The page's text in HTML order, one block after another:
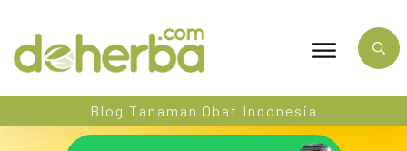
Blog Tanaman Obat Indonesia